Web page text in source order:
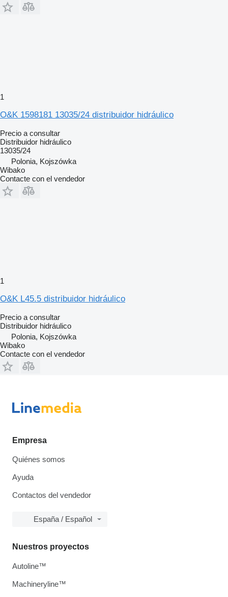
1
O&K 1598181 13035/24 distribuidor hidráulico
Precio a consultar
Distribuidor hidráulico
13035/24
Polonia, Kojszówka
Wibako
Contacte con el vendedor
1
O&K L45.5 distribuidor hidráulico
Precio a consultar
Distribuidor hidráulico
Polonia, Kojszówka
Wibako
Contacte con el vendedor
Empresa
Quiénes somos
Ayuda
Contactos del vendedor
España / Español
Nuestros proyectos
Autoline™
Machineryline™